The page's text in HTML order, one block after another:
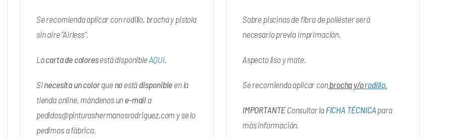
Se recomienda aplicar con rodillo, brocha y pistola
sin aire “Airless”.
Lacarta de coloresestá disponibleAQUI.
Sinecesita un colorquenoestádisponibleen la
tienda online, mándenos une-maila
pedidos@pinturashermanosrodriguez.com y se lo
pedimos a fábrica.
Sobre piscinas de fibra de poliéster será
necesario previa imprimación.
Aspecto liso y mate.
Se recomienda aplicar conbrocha y/orodillo.
IMPORTANTEConsultar laFICHA TÉCNICApara
más información.